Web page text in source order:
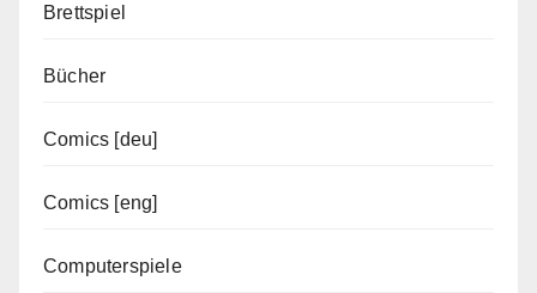
Brettspiel
Bücher
Comics [deu]
Comics [eng]
Computerspiele